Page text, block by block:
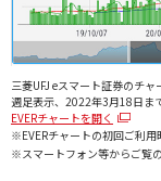
三菱UFJ eスマート証券のチャ
週足表示、2022年3月18日ま
EVERチャートを開く
※EVERチャートの初回ご利用
※スマートフォン等からご覧